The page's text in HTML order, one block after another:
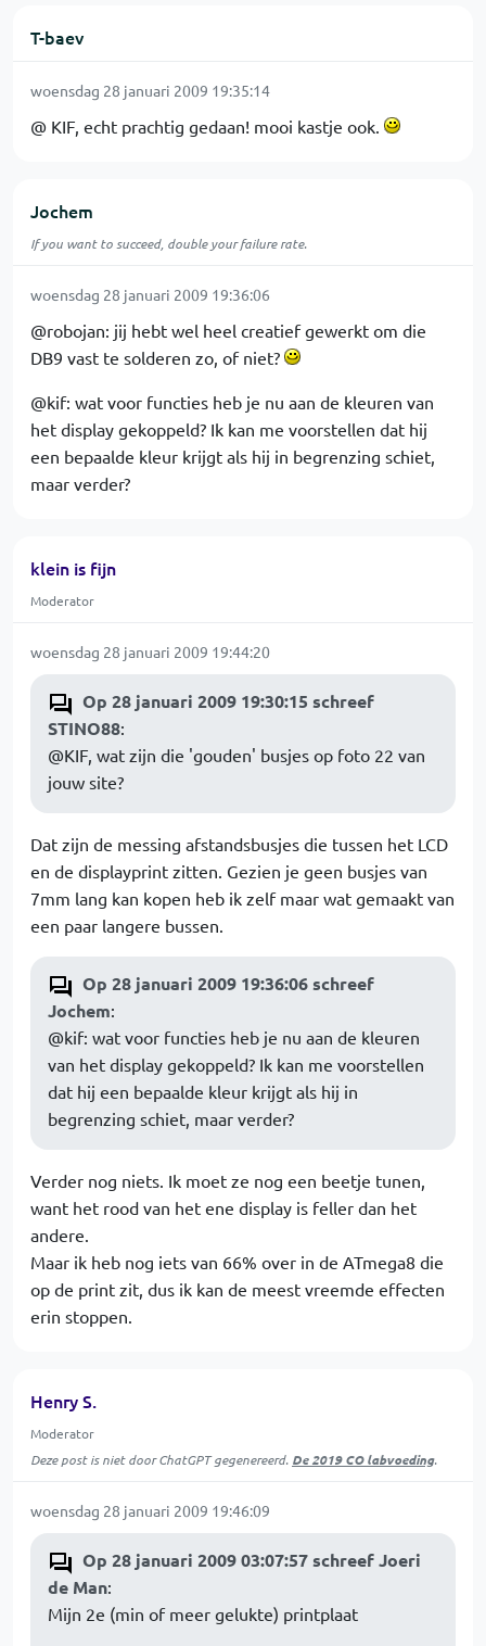
T-baev
woensdag 28 januari 2009 19:35:14
@ KIF, echt prachtig gedaan! mooi kastje ook.
Jochem
If you want to succeed, double your failure rate.
woensdag 28 januari 2009 19:36:06
@robojan: jij hebt wel heel creatief gewerkt om die
DB9 vast te solderen zo, of niet?
@kif: wat voor functies heb je nu aan de kleuren van
het display gekoppeld? Ik kan me voorstellen dat hij
een bepaalde kleur krijgt als hij in begrenzing schiet,
maar verder?
klein is fijn
Moderator
woensdag 28 januari 2009 19:44:20
Op 28 januari 2009 19:30:15 schreef
STINO88:
@KIF, wat zijn die 'gouden' busjes op foto 22 van
jouw site?
Dat zijn de messing afstandsbusjes die tussen het LCD
en de displayprint zitten. Gezien je geen busjes van
7mm lang kan kopen heb ik zelf maar wat gemaakt van
een paar langere bussen.
Op 28 januari 2009 19:36:06 schreef
Jochem:
@kif: wat voor functies heb je nu aan de kleuren
van het display gekoppeld? Ik kan me voorstellen
dat hij een bepaalde kleur krijgt als hij in
begrenzing schiet, maar verder?
Verder nog niets. Ik moet ze nog een beetje tunen,
want het rood van het ene display is feller dan het
andere.
Maar ik heb nog iets van 66% over in de ATmega8 die
op de print zit, dus ik kan de meest vreemde effecten
erin stoppen.
Henry S.
Moderator
Deze post is niet door ChatGPT gegenereerd. De 2019 CO labvoeding.
woensdag 28 januari 2009 19:46:09
Op 28 januari 2009 03:07:57 schreef Joeri
de Man:
Mijn 2e (min of meer gelukte) printplaat